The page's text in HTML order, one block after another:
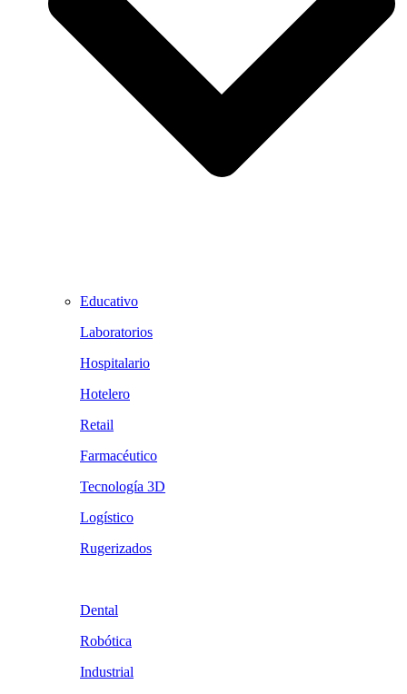
Educativo
Laboratorios
Hospitalario
Hotelero
Retail
Farmacéutico
Tecnología 3D
Logístico
Rugerizados
Dental
Robótica
Industrial